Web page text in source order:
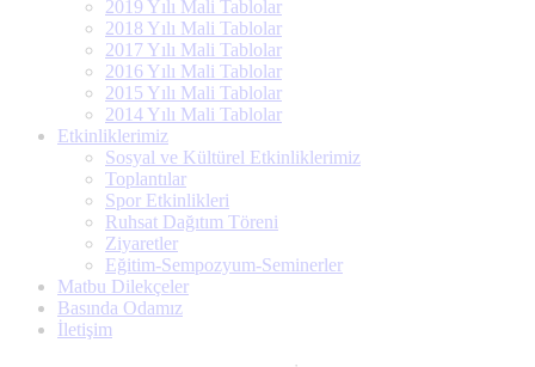
2019 Yılı Mali Tablolar
2018 Yılı Mali Tablolar
2017 Yılı Mali Tablolar
2016 Yılı Mali Tablolar
2015 Yılı Mali Tablolar
2014 Yılı Mali Tablolar
Etkinliklerimiz
Sosyal ve Kültürel Etkinliklerimiz
Toplantılar
Spor Etkinlikleri
Ruhsat Dağıtım Töreni
Ziyaretler
Eğitim-Sempozyum-Seminerler
Matbu Dilekçeler
Basında Odamız
İletişim